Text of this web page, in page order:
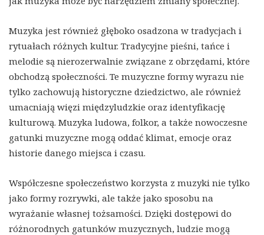
Muzyka jest również głęboko osadzona w tradycjach i
rytuałach różnych kultur. Tradycyjne pieśni, tańce i
melodie są nierozerwalnie związane z obrzędami, które
obchodzą społeczności. Te muzyczne formy wyrazu nie
tylko zachowują historyczne dziedzictwo, ale również
umacniają więzi międzyludzkie oraz identyfikację
kulturową. Muzyka ludowa, folkor, a także nowoczesne
gatunki muzyczne mogą oddać klimat, emocje oraz
historie danego miejsca i czasu.
Współczesne społeczeństwo korzysta z muzyki nie tylko
jako formy rozrywki, ale także jako sposobu na
wyrażanie własnej tożsamości. Dzięki dostępowi do
różnorodnych gatunków muzycznych, ludzie mogą